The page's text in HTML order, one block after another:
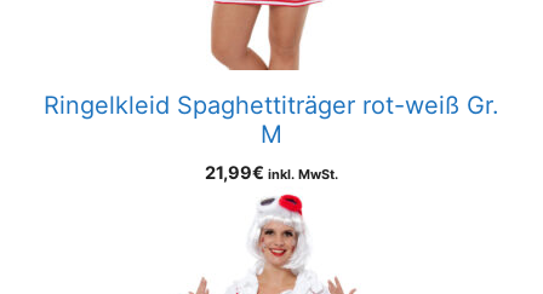
Ringelkleid Spaghettiträger rot-weiß Gr.
M
21,99€ inkl. MwSt.